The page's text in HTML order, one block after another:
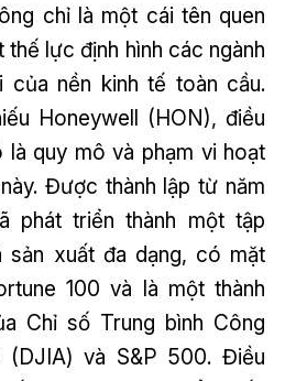
chỉ là một cái tên quen
lực định hình các ngành
của nền kinh tế toàn cầu.
Honeywell (HON), điều
là quy mô và phạm vi hoạt
Được thành lập từ năm
phát triển thành một tập
sản xuất đa dạng, có mặt
100 và là một thành
Chỉ số Trung bình Công
(DJIA) và S&P 500. Điều